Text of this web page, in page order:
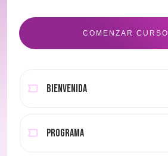
COMENZAR CURSO
Bienvenida
Programa